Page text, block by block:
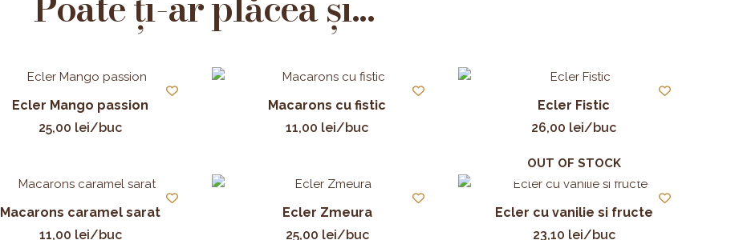
Ecler Mango passion
25,00 lei/buc
Macarons cu fistic
11,00 lei/buc
Ecler Fistic
26,00 lei/buc
Macarons caramel sarat
11,00 lei/buc
Ecler Zmeura
25,00 lei/buc
OUT OF STOCK
Ecler cu vanilie si fructe
23,10 lei/buc